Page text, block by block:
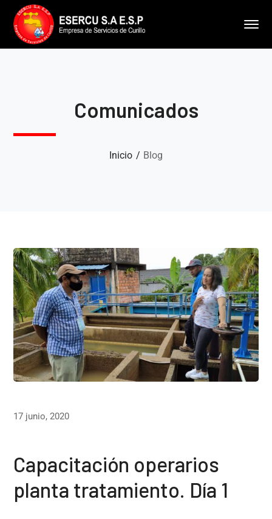
Comunicados
Inicio Blog
17 junio, 2020
Capacitación operarios
planta tratamiento. Día 1